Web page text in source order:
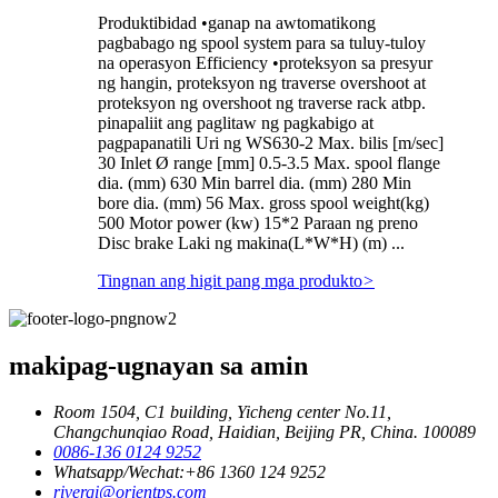
Produktibidad •ganap na awtomatikong
pagbabago ng spool system para sa tuluy-tuloy
na operasyon Efficiency •proteksyon sa presyur
ng hangin, proteksyon ng traverse overshoot at
proteksyon ng overshoot ng traverse rack atbp.
pinapaliit ang paglitaw ng pagkabigo at
pagpapanatili Uri ng WS630-2 Max. bilis [m/sec]
30 Inlet Ø range [mm] 0.5-3.5 Max. spool flange
dia. (mm) 630 Min barrel dia. (mm) 280 Min
bore dia. (mm) 56 Max. gross spool weight(kg)
500 Motor power (kw) 15*2 Paraan ng preno
Disc brake Laki ng makina(L*W*H) (m) ...
Tingnan ang higit pang mga produkto>
makipag-ugnayan sa amin
Room 1504, C1 building, Yicheng center No.11,
Changchunqiao Road, Haidian, Beijing PR, China. 100089
0086-136 0124 9252
Whatsapp/Wechat:+86 1360 124 9252
riverqi@orientps.com